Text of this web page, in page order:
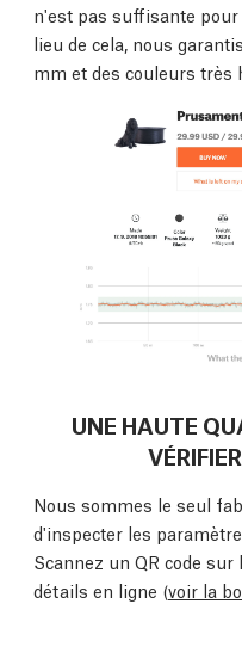
n'est pas suffisante
lieu de cela, nous
mm et des couleurs très
UNE HAUTE
Nous sommes le seul
d'inspecter les
Scannez un QR code
détails en ligne (voir la